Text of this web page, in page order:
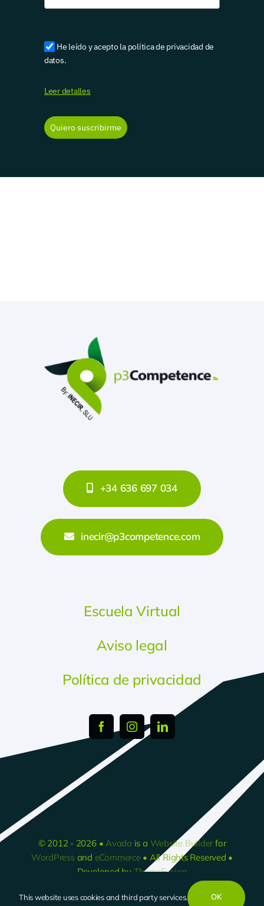
He leído y acepto la política de privacidad de
datos.
Leer detalles
Quiero suscribirme
+34 636 697 034
inecir@p3competence.com
Escuela Virtual
Aviso legal
Política de privacidad
© 2012 - 2026 •Avada is a Website Builder for
WordPressand eCommerce• All Rights Reserved •
Developed by ThemeFusion
This website uses cookies and third party services. OK